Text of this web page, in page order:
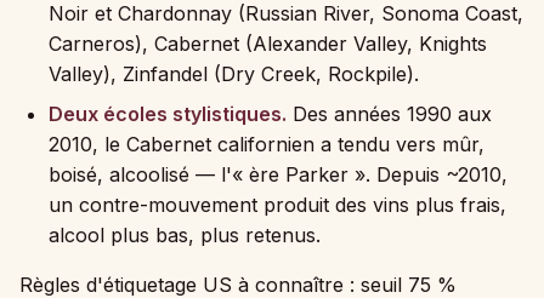
Noir et Chardonnay (Russian River, Sonoma Coast,
Carneros), Cabernet (Alexander Valley, Knights
Valley), Zinfandel (Dry Creek, Rockpile).
Deux écoles stylistiques. Des années 1990 aux
2010, le Cabernet californien a tendu vers mûr,
boisé, alcoolisé — l'« ère Parker ». Depuis ~2010,
un contre-mouvement produit des vins plus frais,
alcool plus bas, plus retenus.
Règles d'étiquetage US à connaître : seuil 75 %